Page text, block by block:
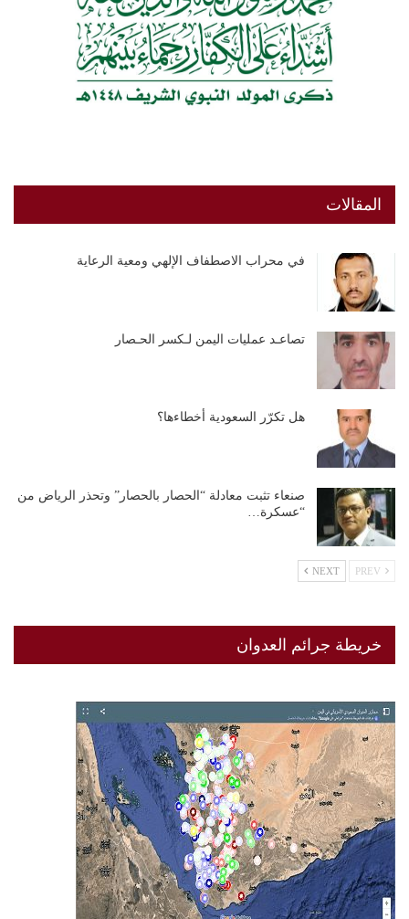
المقالات
في محراب الاصطفاف الإلهي ومعية الرعاية
تصاعـد عمليات اليمن لـكسر الحـصار
هل تكرّر السعودية أخطاءها؟
صنعاء تثبت معادلة “الحصار بالحصار” وتحذر الرياض من
“عسكرة…
NEXT
خريطة جرائم العدوان